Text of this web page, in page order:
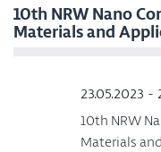
10th NRW Nano
Materials and
23.05.2023 -
10th NRW
Materials